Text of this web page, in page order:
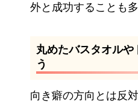
外と成功することも
丸めたバスタオル
う
向き癖の方向とは反